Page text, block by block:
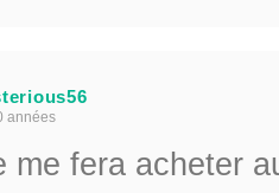
années
me fera acheter